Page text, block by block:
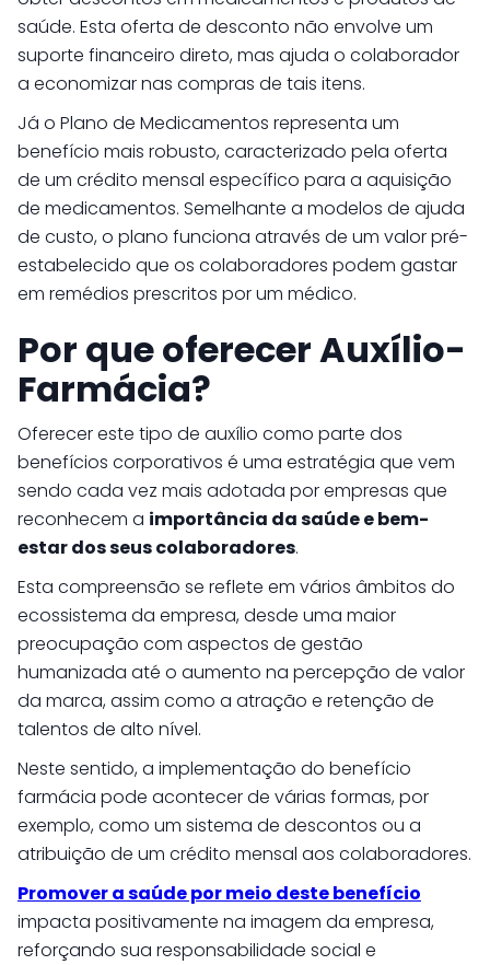
saúde. Esta oferta de desconto não envolve um
suporte financeiro direto, mas ajuda o colaborador
a economizar nas compras de tais itens.
Já o Plano de Medicamentos representa um
benefício mais robusto, caracterizado pela oferta
de um crédito mensal específico para a aquisição
de medicamentos. Semelhante a modelos de ajuda
de custo, o plano funciona através de um valor pré-
estabelecido que os colaboradores podem gastar
em remédios prescritos por um médico.
Por que oferecer Auxílio-
Farmácia?
Oferecer este tipo de auxílio como parte dos
benefícios corporativos é uma estratégia que vem
sendo cada vez mais adotada por empresas que
reconhecem a importância da saúde e bem-
estar dos seus colaboradores.
Esta compreensão se reflete em vários âmbitos do
ecossistema da empresa, desde uma maior
preocupação com aspectos de gestão
humanizada até o aumento na percepção de valor
da marca, assim como a atração e retenção de
talentos de alto nível.
Neste sentido, a implementação do benefício
farmácia pode acontecer de várias formas, por
exemplo, como um sistema de descontos ou a
atribuição de um crédito mensal aos colaboradores.
Promover a saúde por meio deste benefício
impacta positivamente na imagem da empresa,
reforçando sua responsabilidade social e